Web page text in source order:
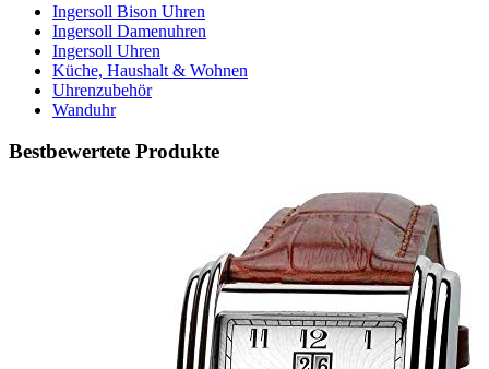
Ingersoll Bison Uhren
Ingersoll Damenuhren
Ingersoll Uhren
Küche, Haushalt & Wohnen
Uhrenzubehör
Wanduhr
Bestbewertete Produkte